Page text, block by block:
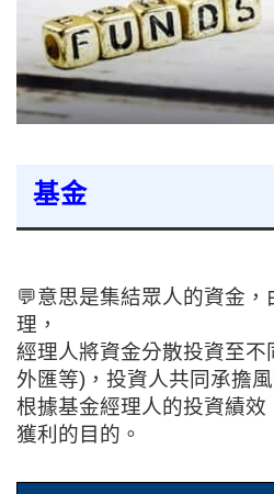
基金
💬意思是集結眾人的資金
理，
經理人將資金分散投資至不
外匯等)，投資人共同承擔
根據基金經理人的投資績
獲利的目的。